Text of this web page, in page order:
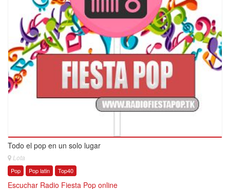
Todo el pop en un solo lugar
Lota
Pop Pop latin Top40
Escuchar Radio Fiesta Pop online